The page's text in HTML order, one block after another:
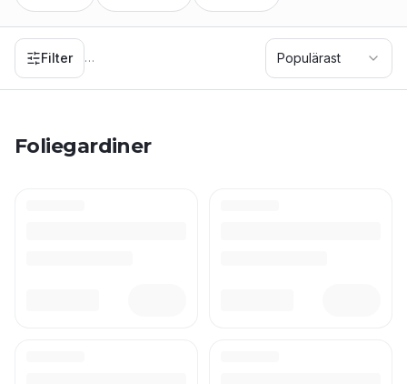
Filter … Populärast
Foliegardiner